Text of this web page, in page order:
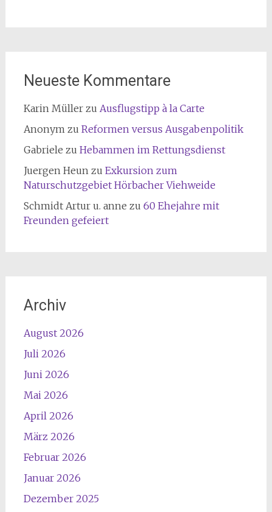
Neueste Kommentare
Karin Müllerzu Ausflugstipp à la Carte
Anonym zu Reformen versus Ausgabenpolitik
Gabriele zu Hebammen im Rettungsdienst
Juergen Heun zu Exkursion zum
Naturschutzgebiet Hörbacher Viehweide
Schmidt Artur u. anne zu 60 Ehejahre mit
Freunden gefeiert
Archiv
August 2026
Juli 2026
Juni 2026
Mai 2026
April 2026
März 2026
Februar 2026
Januar 2026
Dezember 2025